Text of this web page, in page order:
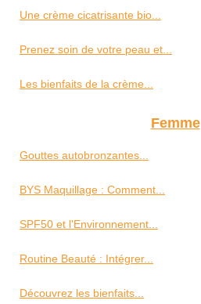
Une crème cicatrisante bio...
Prenez soin de votre peau et...
Les bienfaits de la crème...
Femme
Gouttes autobronzantes...
BYS Maquillage : Comment...
SPF50 et l'Environnement...
Routine Beauté : Intégrer...
Découvrez les bienfaits...